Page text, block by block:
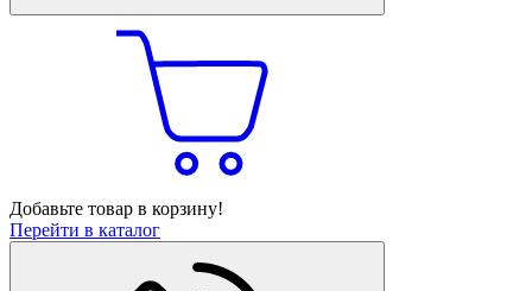
Добавьте товар в корзину!
Перейти в каталог